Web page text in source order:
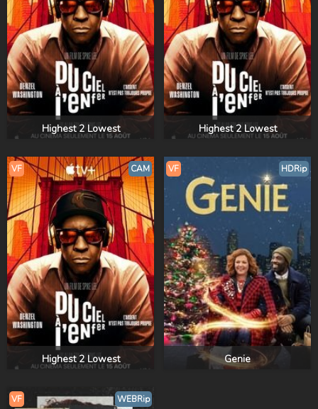
Highest 2 Lowest Highest 2 Lowest
Highest 2 Lowest
VF CAM
Genie
VF HDRip
VF WEBRip